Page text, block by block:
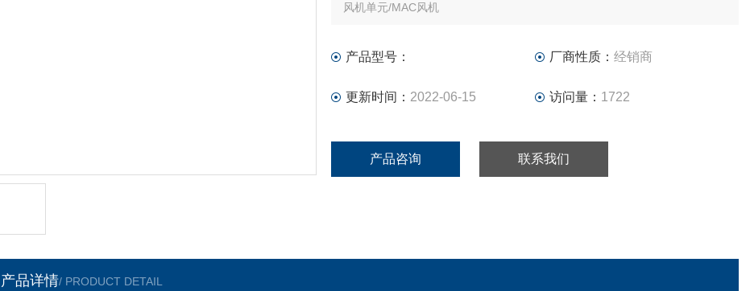
风机单元/MAC风机
产品型号： 厂商性质： 经销商
更新时间： 2022-06-15 访问量： 1722
产品咨询 联系我们
产品详情/ PRODUCT DETAIL